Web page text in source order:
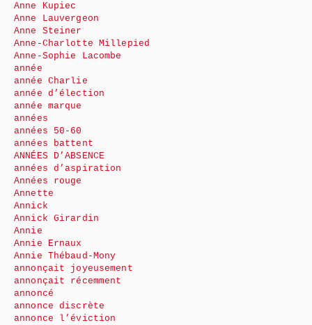
Anne Kupiec
Anne Lauvergeon
Anne Steiner
Anne-Charlotte Millepied
Anne-Sophie Lacombe
année
année Charlie
année d’élection
année marque
années
années 50-60
années battent
ANNÉES D’ABSENCE
années d’aspiration
Années rouge
Annette
Annick
Annick Girardin
Annie
Annie Ernaux
Annie Thébaud-Mony
annonçait joyeusement
annonçait récemment
annoncé
annonce discrète
annonce l’éviction